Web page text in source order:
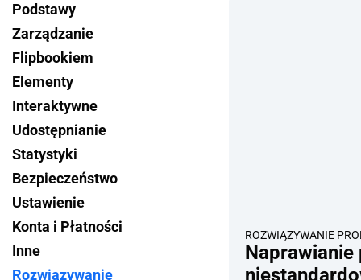
Podstawy
Zarządzanie
Flipbookiem
Elementy
Interaktywne
Udostępnianie
Statystyki
Bezpieczeństwo
Ustawienie
Konta i Płatności
Inne
Rozwiązywanie
ROZWIĄZYWANIE